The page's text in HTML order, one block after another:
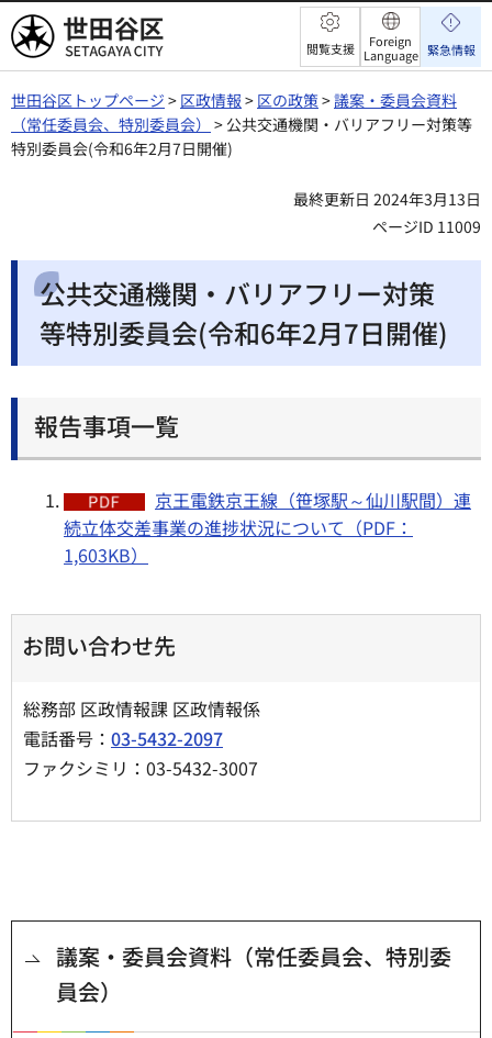
世田谷区 閲覧支援
Foreign
Language 緊急情報
世田谷区トップページ > 区政情報 > 区の政策>議案・委員会資料
（常任委員会、特別委員会） > 公共交通機関・バリアフリー対策等
特別委員会(令和6年2月7日開催)
最終更新日 2024年3月13日
ページID 11009
公共交通機関・バリアフリー対策
等特別委員会(令和6年2月7日開催)
報告事項一覧
京王電鉄京王線（笹塚駅～仙川駅間）連
続立体交差事業の進捗状況について（PDF：
1,603KB）
お問い合わせ先
総務部 区政情報課 区政情報係
電話番号： 03-5432-2097
ファクシミリ：03-5432-3007
議案・委員会資料（常任委員会、特別委
員会）